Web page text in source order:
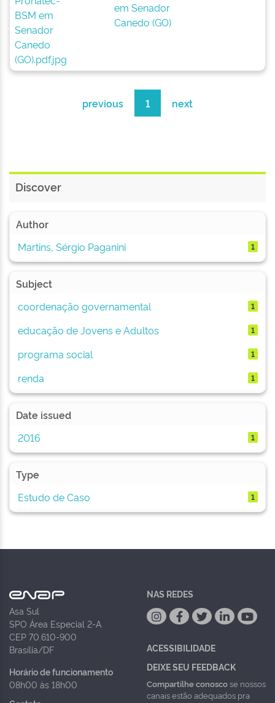
em Senador
Canedo (GO)
previous 1 next
Discover
Author
Martins, Sérgio Paganini
1
Subject
coordenação governamental
1
educação de Jovens e Adultos 1
programa social 1
renda 1
Date issued
2016
1
Type
Estudo de Caso
1
Asa Sul
SPO Área Especial 2-A
CEP 70.610-900
Brasília/DF
Horário de funcionamento
08h00 às 18h00
NAS REDES
ACESSIBILIDADE
DEIXE SEU FEEDBACK
Compartilhe conoscose nossos
canais estão adequados pra